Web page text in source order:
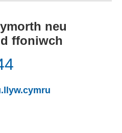
neu
ffoniwch